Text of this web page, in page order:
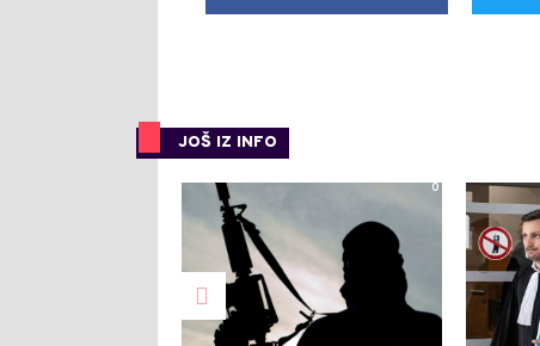
JOŠ IZ INFO
0